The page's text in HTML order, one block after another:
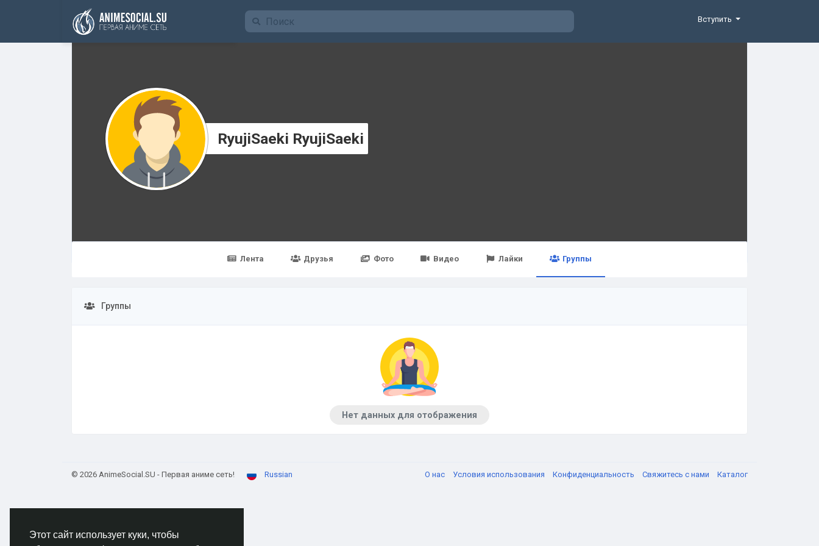
Этот сайт использует куки, чтобы
Funding
Вступить
RyujiSaeki RyujiSaeki
Лента Друзья Фото Видео Лайки Группы
Группы
Нет данных для отображения
© 2026 AnimeSocial.SU - Первая аниме сеть! Russian О нас Условия использования Конфиденциальность Свяжитесь с нами Каталог